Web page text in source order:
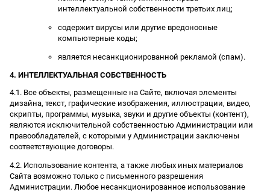
интеллектуальной собственности третьих лиц;
содержит вирусы или другие вредоносные
компьютерные коды;
является несанкционированной рекламой (спам).
4. ИНТЕЛЛЕКТУАЛЬНАЯ СОБСТВЕННОСТЬ
4.1. Все объекты, размещенные на Сайте, включая элементы
дизайна, текст, графические изображения, иллюстрации, видео,
скрипты, программы, музыка, звуки и другие объекты (контент),
являются исключительной собственностью Администрации или
правообладателей, с которыми у Администрации заключены
соответствующие договоры.
4.2. Использование контента, а также любых иных материалов
Сайта возможно только с письменного разрешения
Администрации. Любое несанкционированное использование